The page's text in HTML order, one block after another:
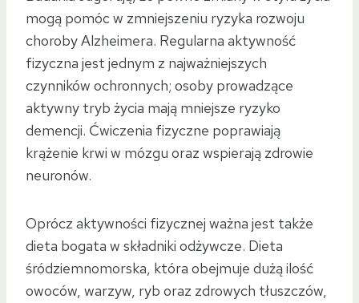
mogą pomóc w zmniejszeniu ryzyka rozwoju
choroby Alzheimera. Regularna aktywność
fizyczna jest jednym z najważniejszych
czynników ochronnych; osoby prowadzące
aktywny tryb życia mają mniejsze ryzyko
demencji. Ćwiczenia fizyczne poprawiają
krążenie krwi w mózgu oraz wspierają zdrowie
neuronów.
Oprócz aktywności fizycznej ważna jest także
dieta bogata w składniki odżywcze. Dieta
śródziemnomorska, która obejmuje dużą ilość
owoców, warzyw, ryb oraz zdrowych tłuszczów,